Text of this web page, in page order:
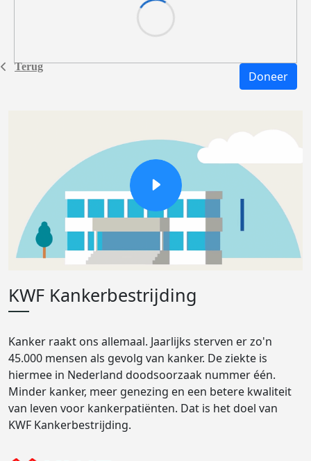
Terug
Doneer
KWF Kankerbestrijding
Kanker raakt ons allemaal. Jaarlijks sterven er zo'n
45.000 mensen als gevolg van kanker. De ziekte is
hiermee in Nederland doodsoorzaak nummer één.
Minder kanker, meer genezing en een betere kwaliteit
van leven voor kankerpatiënten. Dat is het doel van
KWF Kankerbestrijding.